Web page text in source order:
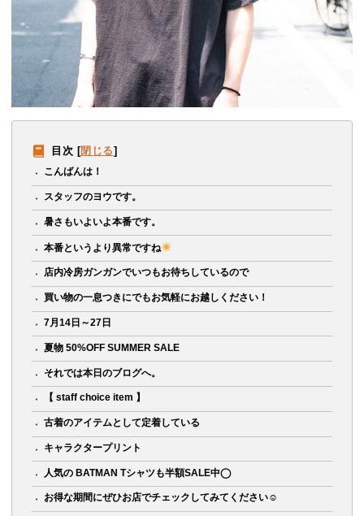
目次 [閉じる]
こんばんは！
スタッフのヨウです。
暑さもいよいよ本番です。
本番というより異常ですね
店内冷房ガンガンでいつもお待ちしているので
買い物の一息つきにでもお気軽にお越しください！
7月14日～27日
夏物 50%OFF SUMMER SALE
それでは本日のブログへ。
【 staff choice item 】
古着のアイテムとして定着している
キャラクタープリント
人気の BATMAN Tシャツも半額SALE中◯
お得な期間にぜひお店でチェックしてみてください☺︎